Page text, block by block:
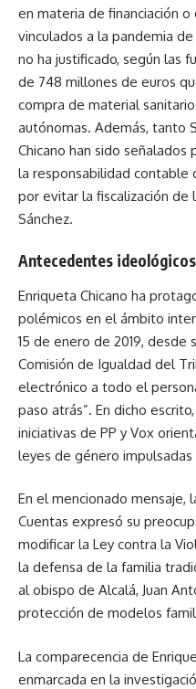
en materia de financiación
vinculados a la pandemia
no ha justificado, según las
de 748 millones de euros
compra de material
autónomas. Además, tanto
Chicano han sido
la responsabilidad contable
por evitar la fiscalización de
Sánchez.
Antecedentes
Enriqueta Chicano ha
polémicos en el ámbito
15 de enero de 2019,
Comisión de Igualdad del
electrónico a todo el
paso atrás”. En dicho
iniciativas de PP y Vox
leyes de género impulsadas
En el mencionado mensaje,
Cuentas expresó su
modificar la Ley contra la
la defensa de la familia
al obispo de Alcalá, Juan
protección de modelos
La comparecencia de
enmarcada en la